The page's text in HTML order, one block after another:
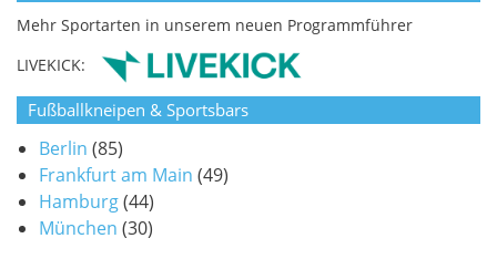
Mehr Sportarten in unserem neuen Programmführer
LIVEKICK:
Fußballkneipen & Sportsbars
Berlin (85)
Frankfurt am Main (49)
Hamburg(44)
München (30)